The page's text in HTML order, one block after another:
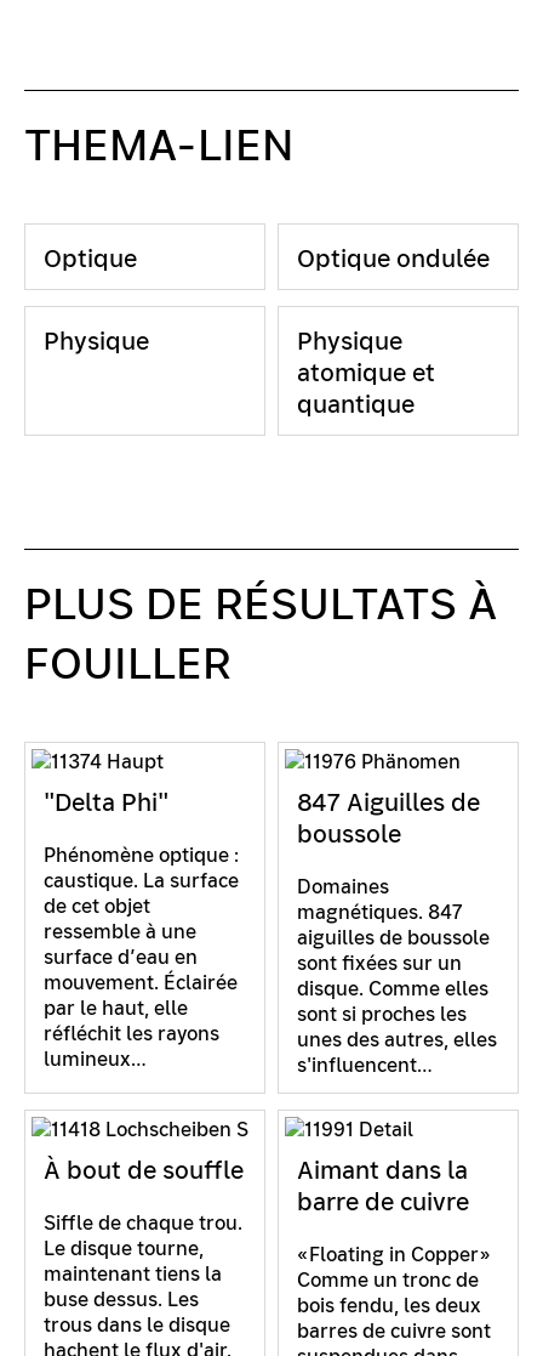
THEMA-LIEN
Optique Optique ondulée
Physique
Physique
atomique et
quantique
PLUS DE RÉSULTATS À
FOUILLER
"Delta Phi"
Phénomène optique :
caustique. La surface
de cet objet
ressemble à une
surface d’eau en
mouvement. Éclairée
par le haut, elle
réfléchit les rayons
lumineux…
847 Aiguilles de
boussole
Domaines
magnétiques. 847
aiguilles de boussole
sont fixées sur un
disque. Comme elles
sont si proches les
unes des autres, elles
s'influencent…
À bout de souffle
Siffle de chaque trou.
Le disque tourne,
maintenant tiens la
buse dessus. Les
trous dans le disque
hachent le flux d'air.
Aimant dans la
barre de cuivre
«Floating in Copper»
Comme un tronc de
bois fendu, les deux
barres de cuivre sont